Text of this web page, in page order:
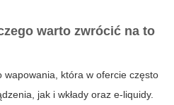
warto zwrócić na to
wapowania, która w ofercie często
jak i wkłady oraz e-liquidy.